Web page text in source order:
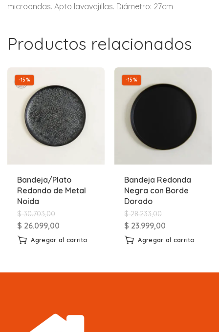
microondas. Apto lavavajillas. Diámetro: 27cm
Productos relacionados
-15%
Bandeja/Plato
Redondo de Metal
Noida
$30.703,00
$ 26.099,00
Agregar al carrito
-15%
Bandeja Redonda
Negra con Borde
Dorado
$28.233,00
$ 23.999,00
Agregar al carrito